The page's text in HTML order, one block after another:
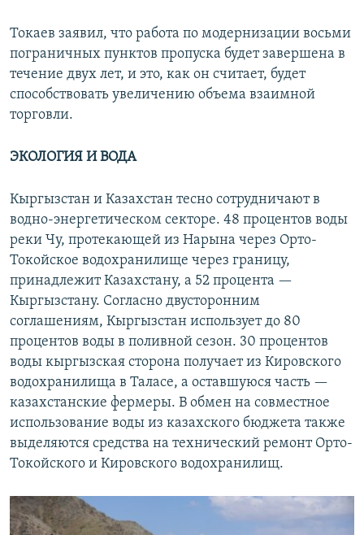
Токаев заявил, что работа по модернизации восьми
пограничных пунктов пропуска будет завершена в
течение двух лет, и это, как он считает, будет
способствовать увеличению объема взаимной
торговли.
ЭКОЛОГИЯ И ВОДА
Кыргызстан и Казахстан тесно сотрудничают в
водно-энергетическом секторе. 48 процентов воды
реки Чу, протекающей из Нарына через Орто-
Токойское водохранилище через границу,
принадлежит Казахстану, а 52 процента —
Кыргызстану. Согласно двусторонним
соглашениям, Кыргызстан использует до 80
процентов воды в поливной сезон. 30 процентов
воды кыргызская сторона получает из Кировского
водохранилища в Таласе, а оставшуюся часть —
казахстанские фермеры. В обмен на совместное
использование воды из казахского бюджета также
выделяются средства на технический ремонт Орто-
Токойского и Кировского водохранилищ.